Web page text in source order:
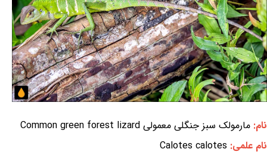
نام: مارمولک سبز جنگلی معمولی Common green forest lizard
نام علمی: Calotes calotes